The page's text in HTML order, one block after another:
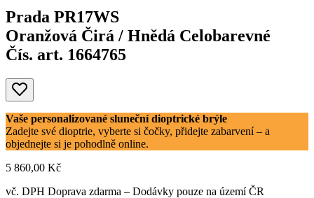
Prada PR17WS
Oranžová Čirá / Hnědá Celobarevné
Čís. art. 1664765
Vaše personalizované sluneční dioptrické brýle
Zadejte své dioptrie, vyberte si čočky, přidejte zabarvení – a
objednejte si je pohodlně online.
5 860,00 Kč
vč. DPH Doprava zdarma – Dodávky pouze na území ČR